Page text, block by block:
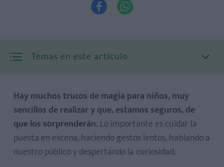
 
Temas en este artículo
Materiales que necesitamos:
Estos son los pasos que debes seguir:
Hay muchos trucos de magia para niños, muy
sencillos de realizar y que, estamos seguros, de
que los sorprenderán. Lo importante es cuidar la
puesta en escena, haciendo gestos lentos, hablando a
nuestro público y despertando la curiosidad.